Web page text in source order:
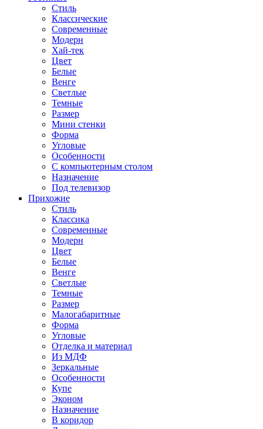
Стиль
Классические
Современные
Модерн
Хай-тек
Цвет
Белые
Венге
Светлые
Темные
Размер
Мини стенки
Форма
Угловые
Особенности
С компьютерным столом
Назначение
Под телевизор
Прихожие
Стиль
Классика
Современные
Модерн
Цвет
Белые
Венге
Светлые
Темные
Размер
Малогабаритные
Форма
Угловые
Отделка и материал
Из МДФ
Зеркальные
Особенности
Купе
Эконом
Назначение
В коридор